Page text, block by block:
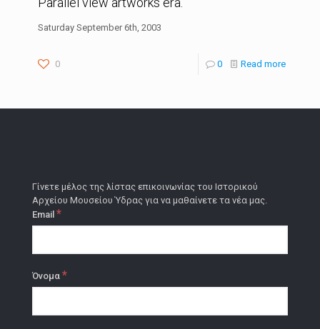
Saturday September 6th, 2003
0 0 Read more
Γίνετε μέλος της λίστας επικοινωνίας του Ιστορικού
Αρχείου Μουσείου Ύδρας για να μαθαίνετε τα νέα μας.
Email *
Όνομα *